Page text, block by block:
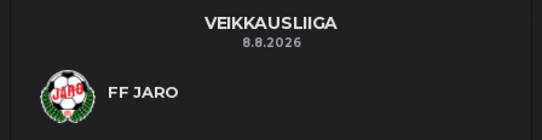
VEIKKAUSLIIGA
8.8.2026
FF JARO